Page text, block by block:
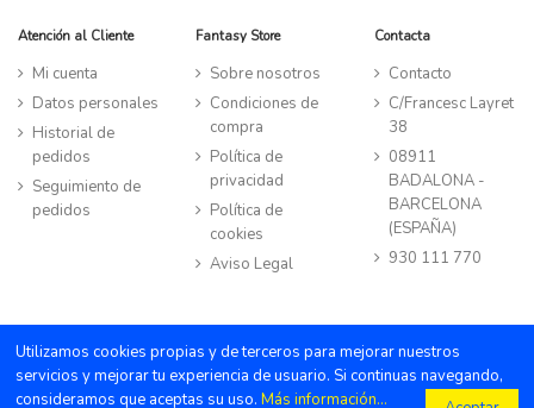
¿Necesitas ayuda ?
Atención al Cliente
Mi cuenta
Datos personales
Historial de
pedidos
Seguimiento de
pedidos
Fantasy Store
Sobre nosotros
Condiciones de
compra
Política de
privacidad
Política de
cookies
Aviso Legal
Contacta
Contacto
C/Francesc Layret
38
08911
BADALONA -
BARCELONA
(ESPAÑA)
930 111 770
©TIENDA FANTASY STORE all rights reserved |
Powered by Byte
Factory
Utilizamos cookies propias y de terceros para mejorar nuestros
servicios y mejorar tu experiencia de usuario. Si continuas navegando,
consideramos que aceptas su uso. Más información...